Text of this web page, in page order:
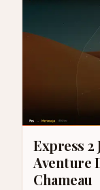
Express 2
Aventure
Chameau